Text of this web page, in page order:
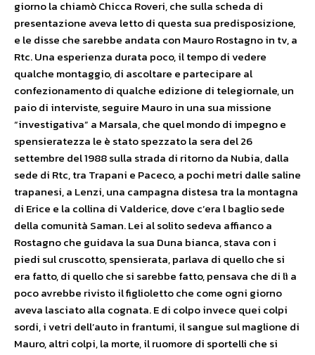
giorno la chiamò Chicca Roveri, che sulla scheda di
presentazione aveva letto di questa sua predisposizione,
e le disse che sarebbe andata con Mauro Rostagno in tv, a
Rtc. Una esperienza durata poco, il tempo di vedere
qualche montaggio, di ascoltare e partecipare al
confezionamento di qualche edizione di telegiornale, un
paio di interviste, seguire Mauro in una sua missione
“investigativa” a Marsala, che quel mondo di impegno e
spensieratezza le è stato spezzato la sera del 26
settembre del 1988 sulla strada di ritorno da Nubia, dalla
sede di Rtc, tra Trapani e Paceco, a pochi metri dalle saline
trapanesi, a Lenzi, una campagna distesa tra la montagna
di Erice e la collina di Valderice, dove c’era l baglio sede
della comunità Saman. Lei al solito sedeva affianco a
Rostagno che guidava la sua Duna bianca, stava con i
piedi sul cruscotto, spensierata, parlava di quello che si
era fatto, di quello che si sarebbe fatto, pensava che di lì a
poco avrebbe rivisto il figlioletto che come ogni giorno
aveva lasciato alla cognata. E di colpo invece quei colpi
sordi, i vetri dell’auto in frantumi, il sangue sul maglione di
Mauro, altri colpi, la morte, il ruomore di sportelli che si